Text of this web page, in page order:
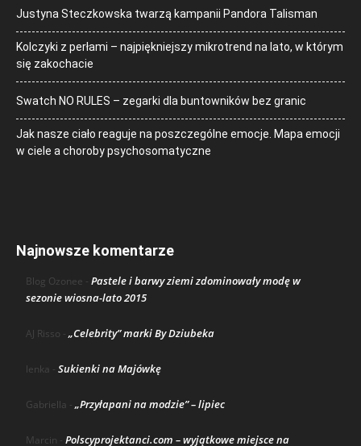
Justyna Steczkowska twarzą kampanii Pandora Talisman
Kolczyki z perłami – najpiękniejszy mikrotrend na lato, w którym
się zakochacie
Swatch NO RULES – zegarki dla buntowników bez granic
Jak nasze ciało reaguje na poszczególne emocje. Mapa emocji
w ciele a choroby psychosomatyczne
Najnowsze komentarze
Blog Ozonee - Pastele i barwy ziemi zdominowały modę w
sezonie wiosna-lato 2015
AJ Risso - „Celebrity” marki By Dziubeka
lenka - Sukienki na Majówkę
Gabriella - „Przyłapani na modzie” – lipiec
Marcin - Polscyprojektanci.com – wyjątkowe miejsce na